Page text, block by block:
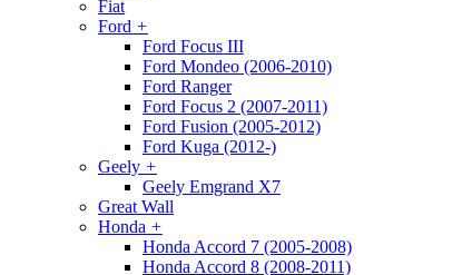
Fiat
Ford +
Ford Focus III
Ford Mondeo (2006-2010)
Ford Ranger
Ford Focus 2 (2007-2011)
Ford Fusion (2005-2012)
Ford Kuga (2012-)
Geely +
Geely Emgrand X7
Great Wall
Honda +
Honda Accord 7 (2005-2008)
Honda Accord 8 (2008-2011)